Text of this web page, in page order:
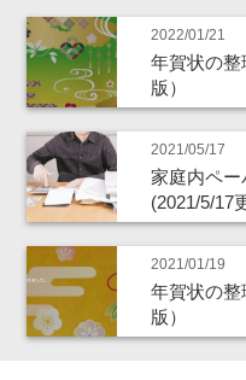
2022/01/21
年賀状の
版）
2021/05/17
家庭内ペー
(2021/5/17
2021/01/19
年賀状の
版）